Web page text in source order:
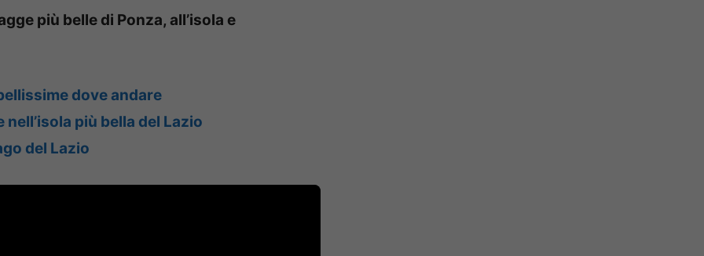
più belle di Ponza, all’isola e
dove andare
più bella del Lazio
del Lazio